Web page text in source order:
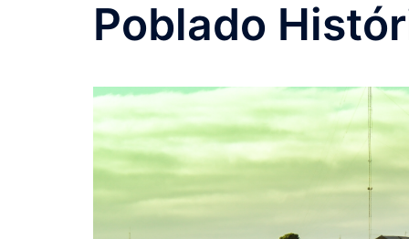
Poblado